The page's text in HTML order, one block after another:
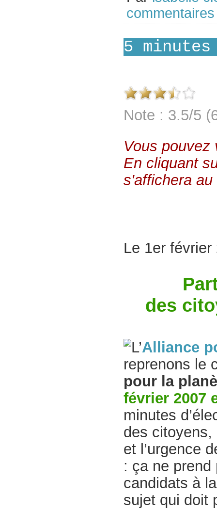
5
Note : 3.5/5
Vous pouvez
En cliquant
s'affichera
Le 1er
des
L’Alliance
reprenons le
pour la
février 2007
minutes
des citoyens,
et l’urgence
: ça ne
candidats à
sujet qui doit